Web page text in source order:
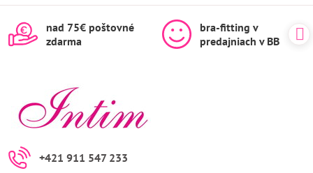
nad 75€ poštovné
zdarma
bra-fitting v
predajniach v BB
+421 911 547 233